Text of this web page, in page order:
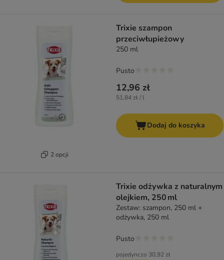
2 opcji
Trixie szampon
przeciwłupieżowy
250 ml
12,96 zł
51,84 zł / l
Pusto
Dodaj do koszyka
Trixie odżywka z naturalnym
olejkiem, 250 ml
Zestaw: szampon, 250 ml +
odżywka, 250 ml
pojedynczo 30,92 zł
Pusto